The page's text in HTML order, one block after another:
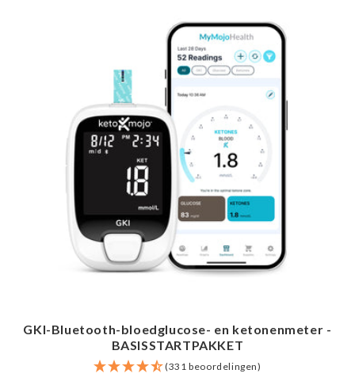
GKI-Bluetooth-bloedglucose- en ketonenmeter -
BASISSTARTPAKKET
(331 beoordelingen)